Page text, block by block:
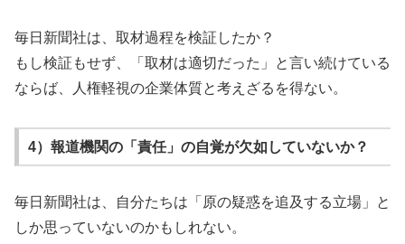
毎日新聞社は、取材過程を検証したか？
もし検証もせず、「取材は適切だった」と言い続けている
ならば、人権軽視の企業体質と考えざるを得ない。
4）報道機関の「責任」の自覚が欠如していないか？
毎日新聞社は、自分たちは「原の疑惑を追及する立場」と
しか思っていないのかもしれない。